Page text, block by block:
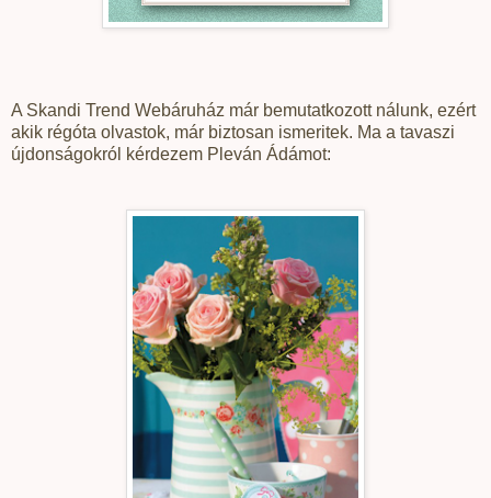
A Skandi Trend Webáruház már bemutatkozott nálunk, ezért
akik régóta olvastok, már biztosan ismeritek. Ma a tavaszi
újdonságokról kérdezem Pleván Ádámot: